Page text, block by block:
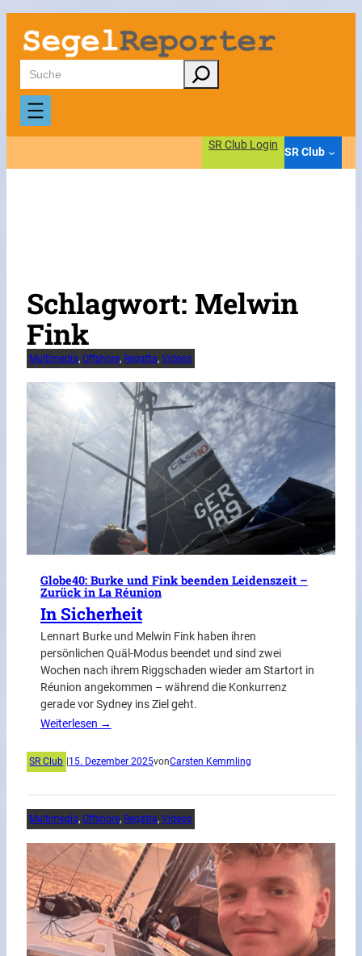
Zum
Inhalt
springen
Suchen
SR Club Login
SR Club
Schlagwort: Melwin
Fink
Multimedia, Offshore, Regatta, Videos
Globe40: Burke und Fink beenden Leidenszeit –
Zurück in La Réunion
In Sicherheit
Lennart Burke und Melwin Fink haben ihren
persönlichen Quäl-Modus beendet und sind zwei
Wochen nach ihrem Riggschaden wieder am Startort in
Réunion angekommen – während die Konkurrenz
gerade vor Sydney ins Ziel geht.
Weiterlesen →
SR Club 15. Dezember 2025vonCarsten Kemmling
Multimedia, Offshore, Regatta, Videos